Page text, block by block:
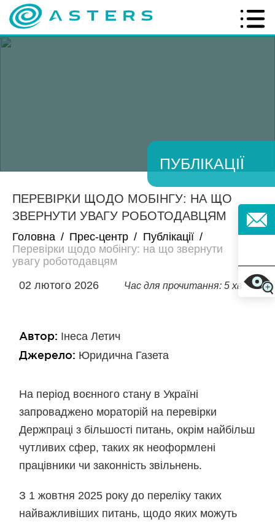
ПУБЛІКАЦІЇ
ПЕРЕВІРКИ ЩОДО МОБІНГУ: НА ЩО
ЗВЕРНУТИ УВАГУ РОБОТОДАВЦЯМ
Головна / Прес-центр / Публікації /
Перевірки щодо мобінгу: на що звернути
увагу роботодавцям
02 лютого 2026
Час для прочитання: 5 хв
Автор: Інеса Летич
Джерело: Юридична Газета
На період воєнного стану в Україні
запроваджено мораторій на перевірки
Держпраці з більшості питань, окрім найбільш
чутливих сфер, таких як неоформлені
працівники чи законність звільнень.
З 1 жовтня 2025 року до переліку таких
найважливіших питань, щодо яких можуть